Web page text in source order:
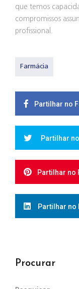
que temos
compromissos
profissional.
Farmácia
Partilhar no
Partilhar
Partilhar no
Partilhar no
Procurar